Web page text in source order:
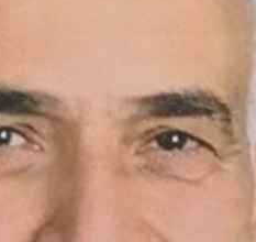
الاخر
من
صفقة
العار..
خيارات